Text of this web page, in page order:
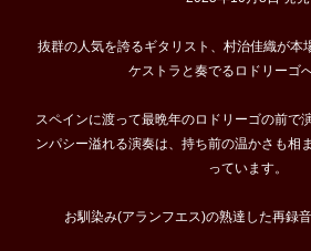
抜群の人気を誇るギタリスト、村治佳織が本
ケストラと奏でるロドリーゴ
スペインに渡って最晩年のロドリーゴの前で
ンパシー溢れる演奏は、持ち前の温かさも相
っています。
お馴染み(アランフエス)の熟達した再録